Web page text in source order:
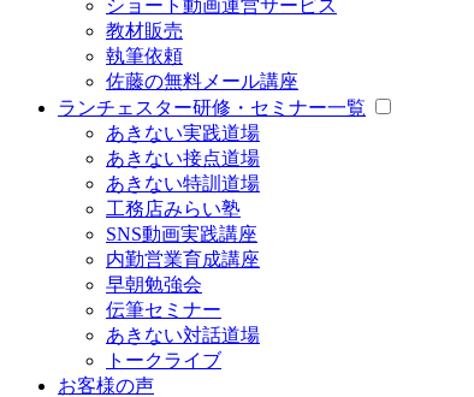
ショート動画運営サービス
教材販売
執筆依頼
佐藤の無料メール講座
ランチェスター研修・セミナー一覧
あきない実践道場
あきない接点道場
あきない特訓道場
工務店みらい塾
SNS動画実践講座
内勤営業育成講座
早朝勉強会
伝筆セミナー
あきない対話道場
トークライブ
お客様の声